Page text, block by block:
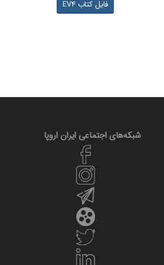
فایل کتاب EV4
شبکه‌های اجتماعی ایران‌ اروپا